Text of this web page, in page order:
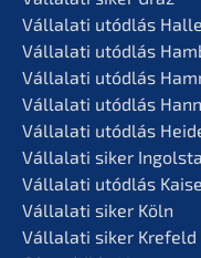
Vállala­ti utódlás Halle
Vállala­ti utódlás
Vállala­ti utódlás
Vállala­ti utódlás
Vállala­ti utódlás
Vállala­ti siker
Vállala­ti utódlás
Vállala­ti siker Köln
Vállala­ti siker Krefeld